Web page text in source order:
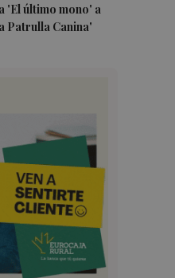
'El último mono' a
Patrulla Canina'